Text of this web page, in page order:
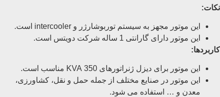
نکات:
این موتور مجهز به سیستم توربوشارژر و intercooler است.
این موتور دارای گارانتی 1 ساله شرکت دویتس است.
کاربردها:
این موتور برای دیزل ژنراتورهای 350 KVA مناسب است.
این موتور در صنایع مختلف از جمله حمل و نقل، کشاورزی،
معدن و … استفاده می شود.